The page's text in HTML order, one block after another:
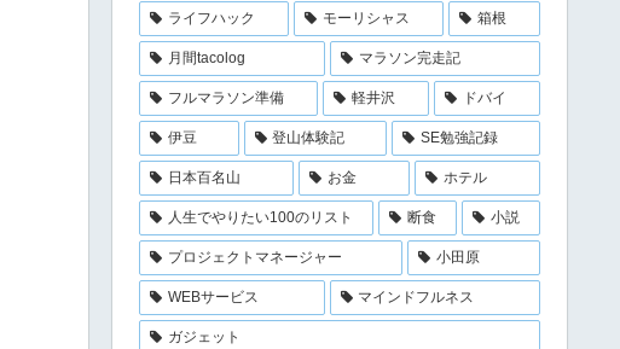
ライフハック モーリシャス 箱根
月間tacolog マラソン完走記
フルマラソン準備 軽井沢 ドバイ
伊豆 登山体験記 SE勉強記録
日本百名山 お金 ホテル
人生でやりたい100のリスト 断食 小説
プロジェクトマネージャー 小田原
WEBサービス マインドフルネス
ガジェット